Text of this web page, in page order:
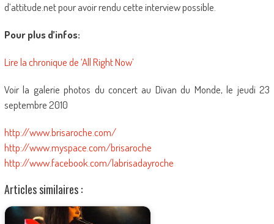
d’attitude.net pour avoir rendu cette interview possible.
Pour plus d’infos:
Lire la chronique de ‘All Right Now’
Voir la galerie photos du concert au Divan du Monde, le jeudi 23
septembre 2010
http://www.brisaroche.com/
http://www.myspace.com/brisaroche
http://www.facebook.com/labrisadayroche
Articles similaires :